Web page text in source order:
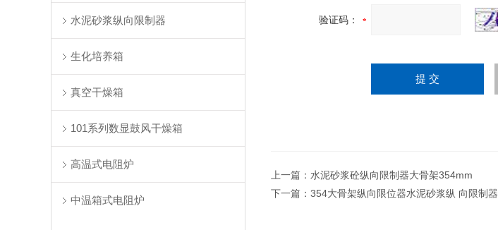
水泥砂浆纵向限制器
生化培养箱
真空干燥箱
101系列数显鼓风干燥箱
高温式电阻炉
中温箱式电阻炉
验证码：
上一篇： 水泥砂浆砼纵向限制器大骨架354mm
下一篇： 354大骨架纵向限位器水泥砂浆纵 向限制器